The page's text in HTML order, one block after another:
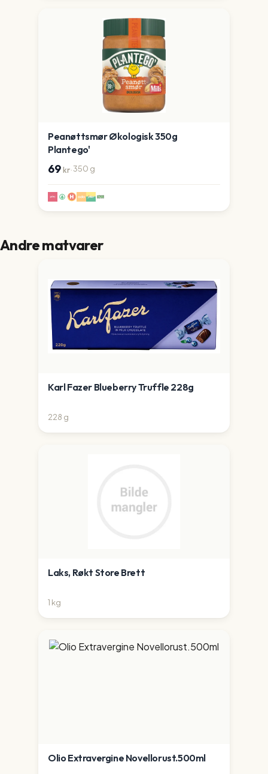
Peanøttsmør Økologisk 350g
Plantego'
69kr·350 g
Andre matvarer
Karl Fazer Blueberry Truffle 228g
228 g
Laks, Røkt Store Brett
1 kg
Olio Extravergine Novellorust.500ml